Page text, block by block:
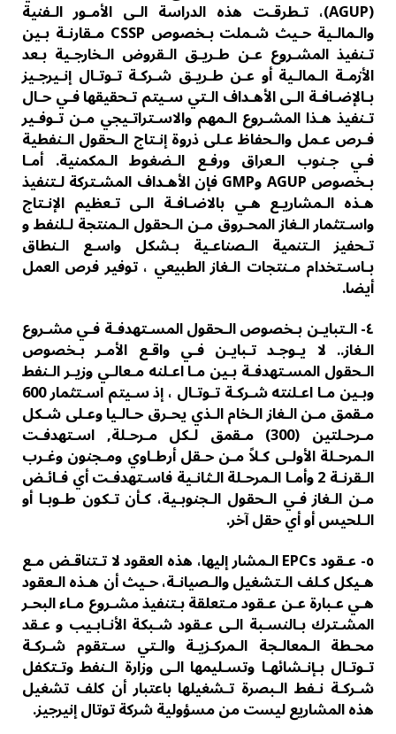
(AGUP)، تـطرقـت هذه الدراسة الـى الأمـور الـفنیة
والـمالـیة حـیث شـملت بـخصوص CSSP مـقارنـة بـین
تـنفیذ المشـروع عـن طـریـق الـقروض الـخارجـیة بـعد
الأزمـة الـمالـیة أو عـن طـریـق شـركـة تـوتـال إنـیرجـیز
بـالإضـافـة الـى الأھـداف الـتي سـیتم تـحقیقھا فـي حـال
تـنفیذ ھـذا المشـروع الـمھم والاسـتراتـیجي مـن تـوفـیر
فـرص عـمل والـحفاظ عـلى ذروة إنـتاج الـحقول الـنفطیة
فـي جـنوب الـعراق ورفـع الـضغوط الـمكمنیة. أمـا
بـخصوص AGUP وGMP فإن الأھـداف المشـتركة لـتنفیذ
ھـذه الـمشاریـع ھـي بالاضـافـة الـى تـعظیم الإنـتاج
واسـتثمار الـغاز المحـروق مـن الـحقول الـمنتجة لـلنفط و
تـحفیز الـتنمیة الـصناعـیة بـشكل واسـع الـنطاق
بـاسـتخدام مـنتجات الـغاز الطبیعي ، توفیر فرص العمل
أیضا.
٤- الـتبایـن بـخصوص الـحقول المسـتھدفـة فـي مشـروع
الـغاز.. لا یـوجـد تـبایـن فـي واقـع الأمـر بـخصوص
الـحقول المسـتھدفـة بـین مـا اعـلنه مـعالـي وزیـر الـنفط
وبـین مـا اعـلنته شـركـة تـوتـال ، إذ سـیتم اسـتثمار 600
مـقمق مـن الـغاز الـخام الـذي یحـرق حـالـیا وعـلى شـكل
مـرحـلتین (300) مـقمق لـكل مـرحـلة, اسـتھدفـت
الـمرحـلة الأولـى كـلاً مـن حـقل أرطـاوي ومـجنون وغـرب
الـقرنـة 2 وأمـا الـمرحـلة الـثانـیة فاسـتھدفـت أي فـائـض
مـن الـغاز فـي الـحقول الـجنوبـیة، كـأن تـكون طـوبـا أو
الـلحیس أو أي حقل آخر.
٥- عـقود EPCs الـمشار إليها، هذه العقود لا تـتناقـض مـع
ھـیكل كـلف الـتشغیل والـصیانـة، حـیث أن ھـذه الـعقود
ھـي عـبارة عـن عـقود مـتعلقة بـتنفیذ مشـروع مـاء البحـر
المشـترك بـالنسـبة الـى عـقود شـبكة الأنـابـیب و عـقد
محـطة الـمعالـجة الـمركـزیـة والـتي سـتقوم شـركـة
تـوتـال بـإنـشائھـا وتسـلیمھا الـى وزارة الـنفط وتـتكفل
شـركـة نـفط الـبصرة تـشغیلھا باعتبار أن كلف تشغیل
ھذه المشاریع لیست من مسؤولیة شركة توتال إنیرجیز.